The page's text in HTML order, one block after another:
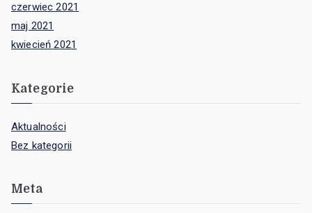
czerwiec 2021
maj 2021
kwiecień 2021
Kategorie
Aktualności
Bez kategorii
Meta